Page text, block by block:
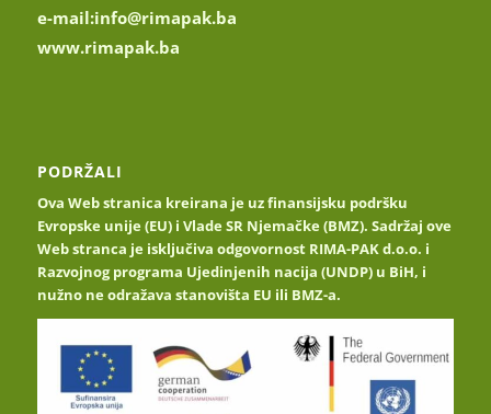
e-mail:info@rimapak.ba
www.rimapak.ba
PODRŽALI
Ova Web stranica kreirana je uz finansijsku podršku
Evropske unije (EU) i Vlade SR Njemačke (BMZ). Sadržaj ove
Web stranca je isključiva odgovornost RIMA-PAK d.o.o. i
Razvojnog programa Ujedinjenih nacija (UNDP) u BiH, i
nužno ne odražava stanovišta EU ili BMZ-a.